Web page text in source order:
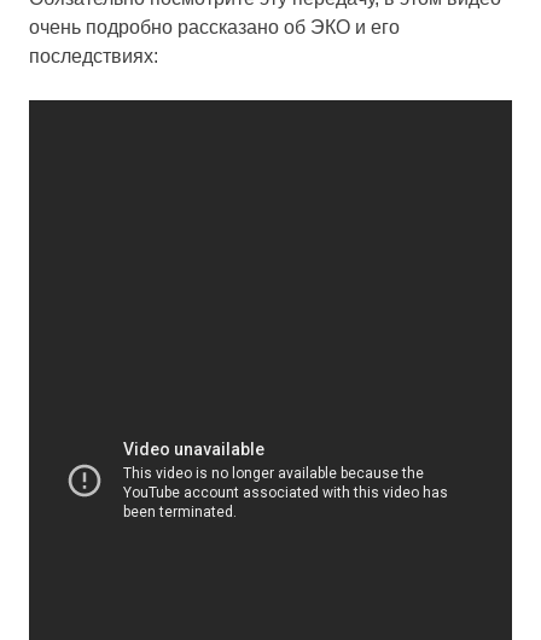
очень подробно рассказано об ЭКО и его
последствиях: